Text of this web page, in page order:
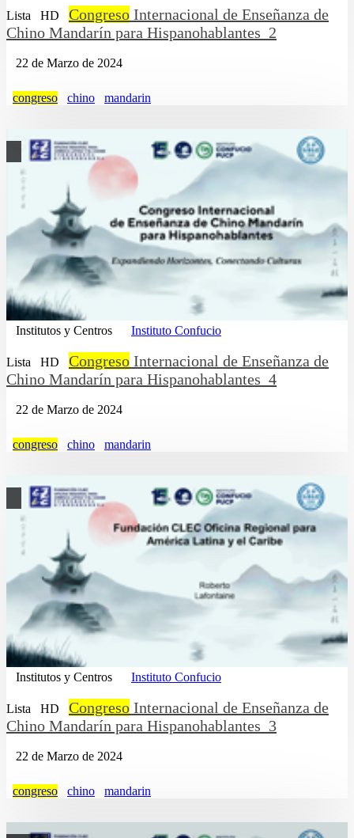
Lista HD Congreso Internacional de Enseñanza de
Chino Mandarín para Hispanohablantes_2
22 de Marzo de 2024
congreso chino mandarin
Institutos y Centros Instituto Confucio
Lista HD Congreso Internacional de Enseñanza de
Chino Mandarín para Hispanohablantes_4
22 de Marzo de 2024
congreso chino mandarin
Institutos y Centros Instituto Confucio
Lista HD Congreso Internacional de Enseñanza de
Chino Mandarín para Hispanohablantes_3
22 de Marzo de 2024
congreso chino mandarin